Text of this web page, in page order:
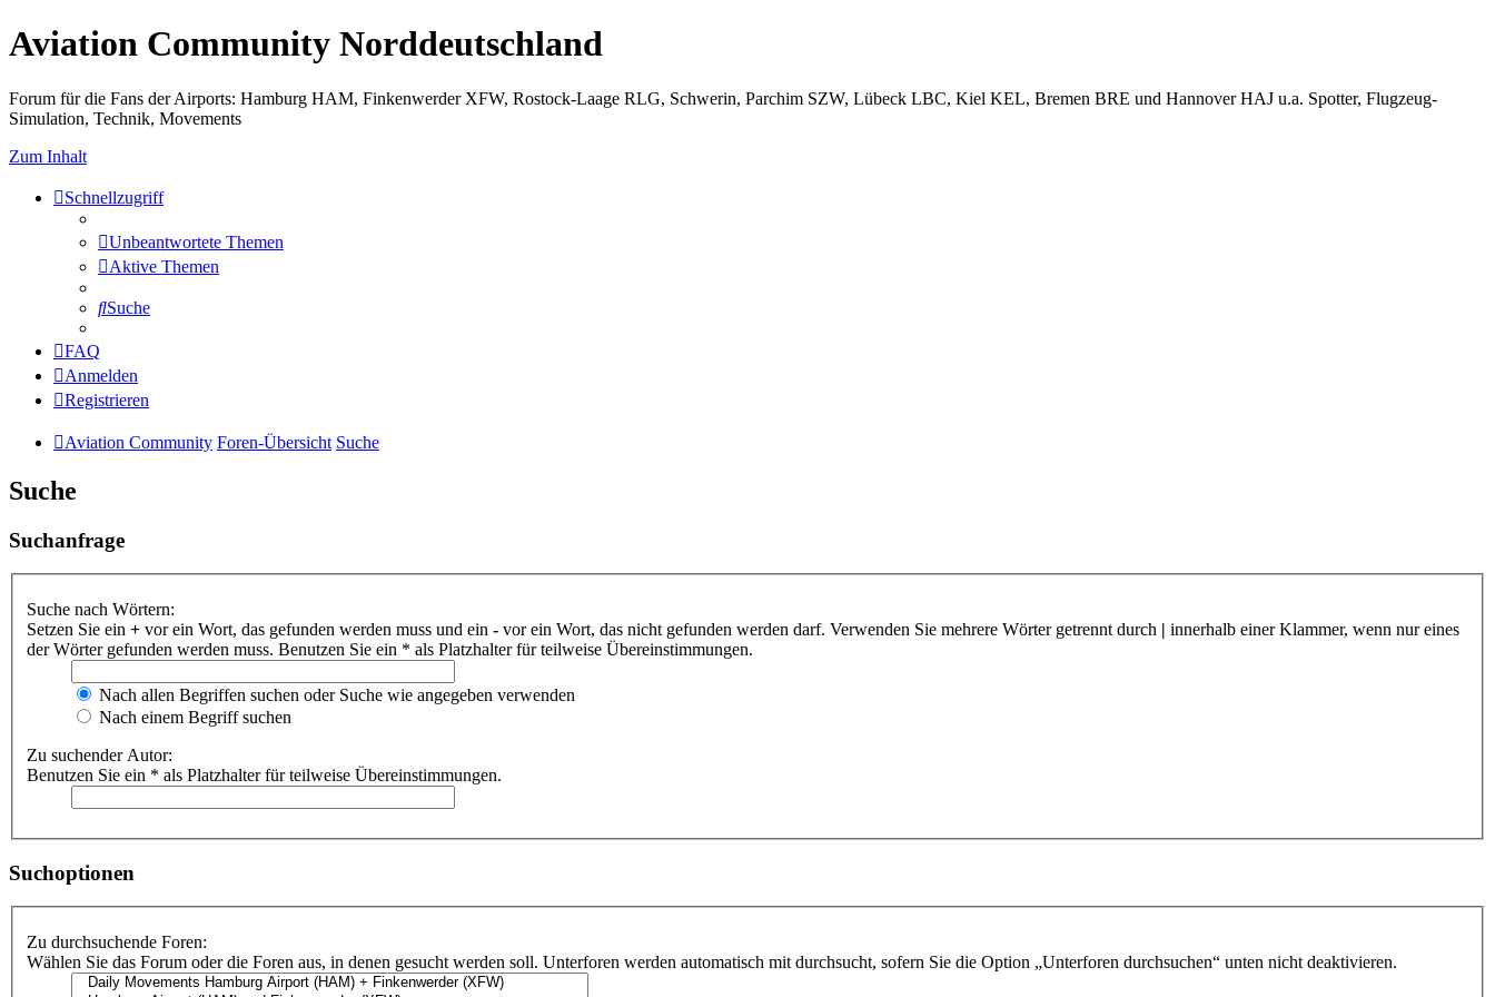
Aviation Community Norddeutschland
Forum für die Fans der Airports: Hamburg HAM, Finkenwerder XFW, Rostock-Laage RLG, Schwerin, Parchim SZW, Lübeck LBC, Kiel KEL, Bremen BRE und Hannover HAJ u.a. Spotter, Flugzeug-
Simulation, Technik, Movements
Zum Inhalt
Schnellzugriff
Unbeantwortete Themen
Aktive Themen
Suche
FAQ
Anmelden
Registrieren
Aviation Community Foren-Übersicht Suche
Suche
Suchanfrage
Suche nach Wörtern:
Setzen Sie ein + vor ein Wort, das gefunden werden muss und ein - vor ein Wort, das nicht gefunden werden darf. Verwenden Sie mehrere Wörter getrennt durch | innerhalb einer Klammer, wenn nur eines
der Wörter gefunden werden muss. Benutzen Sie ein * als Platzhalter für teilweise Übereinstimmungen.
Nach allen Begriffen suchen oder Suche wie angegeben verwenden
Nach einem Begriff suchen
Zu suchender Autor:
Benutzen Sie ein * als Platzhalter für teilweise Übereinstimmungen.
Suchoptionen
Zu durchsuchende Foren:
Wählen Sie das Forum oder die Foren aus, in denen gesucht werden soll. Unterforen werden automatisch mit durchsucht, sofern Sie die Option „Unterforen durchsuchen“ unten nicht deaktivieren.